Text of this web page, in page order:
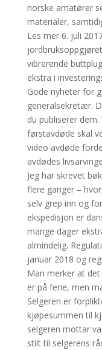
norske amatører
materialer,
Les mer 6. juli
vibrerende
ekstra i
Gode nyheter for
generalsekretær.
du publiserer
førstavdøde skal
video avdøde
avdødes
Jeg har skrevet
flere ganger –
selv grep inn og
ekspedisjon er
mange dager
almindelig.
januar 2018 og
Man merker at
er på ferie, men
Selgeren er
kjøpesummen til
selgeren mottar
stilt til selgerens